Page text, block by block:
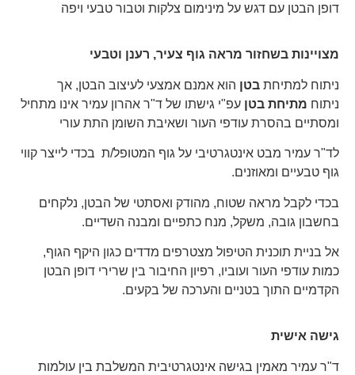
דופן הבטן עם דגש על מינימום צלקות וטבור טבעי ויפה
מצויינות בשחזור מראה גוף צעיר, רענן וטבעי
ניתוח למתיחת בטן הוא אמנם אמצעי לעיצוב הבטן, אך
ניתוח מתיחת בטן עפ"י גישתו של ד"ר אהרון עמיר אינו מתחיל
ומסתיים בהסרת עודפי העור ושאיבת השומן התת עורי
לד"ר עמיר מבט אינטגרטיבי על גוף המטופל/ת בכדי לייצר קווי
גוף טבעיים ומאוזנים.
בכדי לקבל מראה שטוח, מהודק ואסתטי של הבטן, נלקחים
בחשבון גובה, משקל, מנח כתפיים ומבנה השדיים.
אל בניית תוכנית הטיפול מצטרפים מדדים כגון היקף הגוף,
כמות עודפי העור ועוביו, רפיון החיבור בין שרירי דופן הבטן
הקדמיים התוך בטניים והערכה של בקעים.
גישה אישית
ד"ר עמיר מאמין בגישה אינטגרטיבית המשלבת בין עולמות